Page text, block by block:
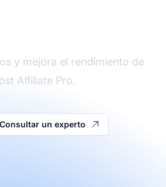
y mejora el rendimiento de
Affiliate Pro.
Consultar un experto